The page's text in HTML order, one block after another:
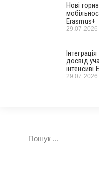
Нові
Erasmus+
29.07.2026
досвід
інтенсиві
29.07.2026